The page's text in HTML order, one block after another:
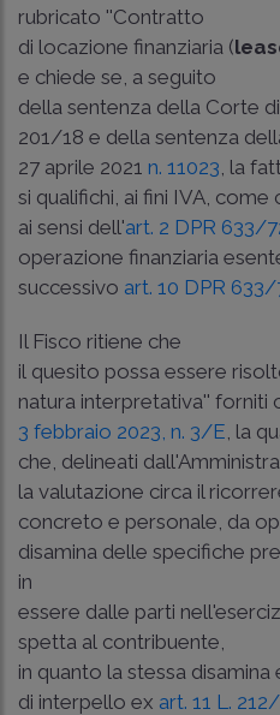
rubricato ''Contratto
di locazione finanziaria (
e chiede se, a seguito
della sentenza della Corte
201/18 e della sentenza
27 aprile 2021 n. 11023 , la
si qualifichi, ai fini IVA,
ai sensi dell'art. 2 DPR 633/
operazione finanziaria
successivo art. 10 DPR 633/
Il Fisco ritiene che
il quesito possa essere
natura interpretativa'' forniti
3 febbraio 2023, n. 3/E , la
che, delineati
la valutazione circa il
concreto e personale, da
disamina delle specifiche
in
essere dalle parti
spetta al contribuente,
in quanto la stessa
di interpello ex art. 11 L.